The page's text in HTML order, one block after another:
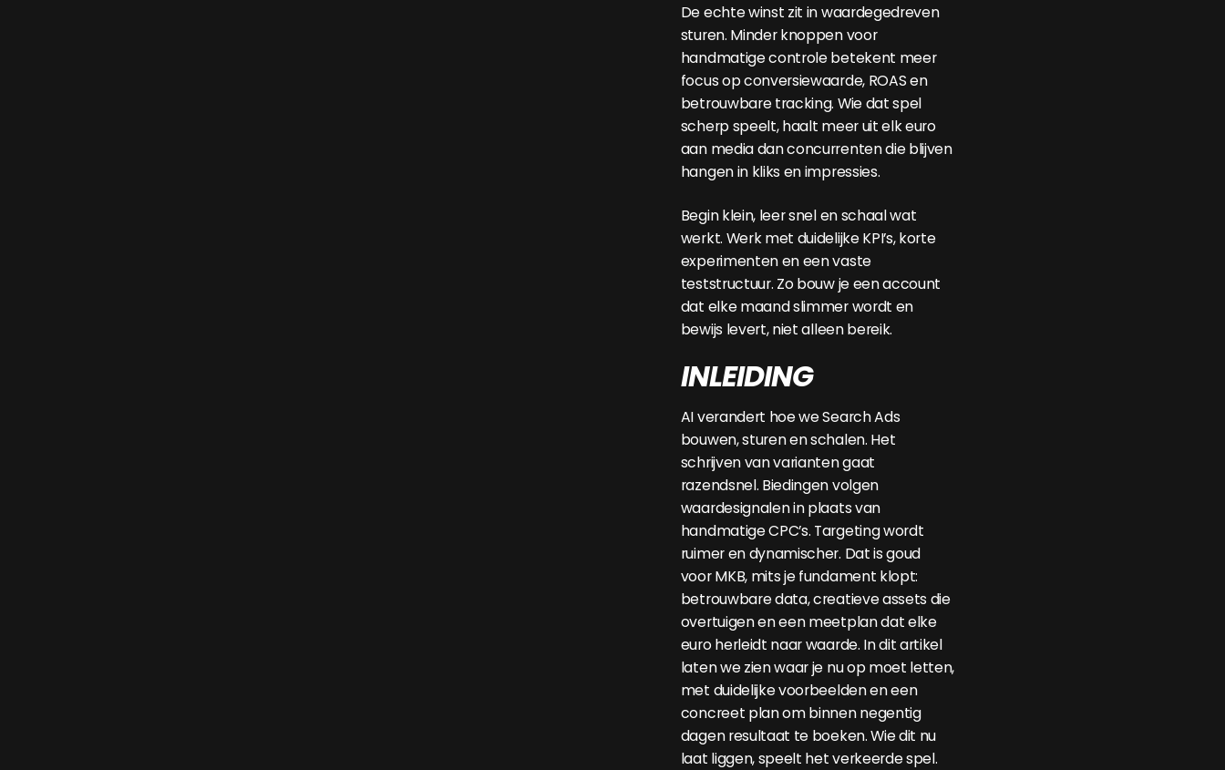
De echte winst zit in waardegedreven
sturen. Minder knoppen voor
handmatige controle betekent meer
focus op conversiewaarde, ROAS en
betrouwbare tracking. Wie dat spel
scherp speelt, haalt meer uit elk euro
aan media dan concurrenten die blijven
hangen in kliks en impressies.
Begin klein, leer snel en schaal wat
werkt. Werk met duidelijke KPI’s, korte
experimenten en een vaste
teststructuur. Zo bouw je een account
dat elke maand slimmer wordt en
bewijs levert, niet alleen bereik.
INLEIDING
AI verandert hoe we Search Ads
bouwen, sturen en schalen. Het
schrijven van varianten gaat
razendsnel. Biedingen volgen
waardesignalen in plaats van
handmatige CPC’s. Targeting wordt
ruimer en dynamischer. Dat is goud
voor MKB, mits je fundament klopt:
betrouwbare data, creatieve assets die
overtuigen en een meetplan dat elke
euro herleidt naar waarde. In dit artikel
laten we zien waar je nu op moet letten,
met duidelijke voorbeelden en een
concreet plan om binnen negentig
dagen resultaat te boeken. Wie dit nu
laat liggen, speelt het verkeerde spel.